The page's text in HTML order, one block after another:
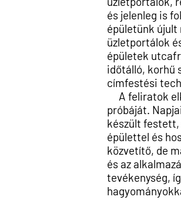
és jelenleg is
épületünk újult
üzletportálok
épületek
időtálló, korhű
címfestési
A feliratok
próbáját.
készült festett,
épülettel és
közvetítő, de
és az
tevékenység,